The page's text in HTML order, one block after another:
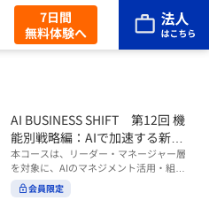
7日間
無料体験へ
AI BUSINESS SHIFT 第12回 機
能別戦略編：AIで加速する新規
事業の創出
本コースは、リーダー・マネージャー層
を対象に、AIのマネジメント活用・組織
活用を体系的に学ぶ 『AI BUSINESS SHI
FTシリーズ（全12回）』の第12回で
会員限定